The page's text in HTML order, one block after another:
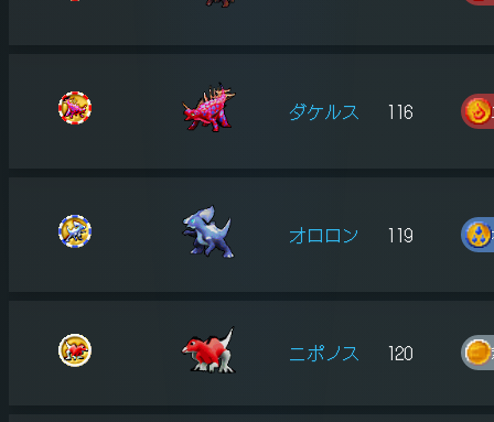
ダケルス 116
オロロン 119
ニポノス 120